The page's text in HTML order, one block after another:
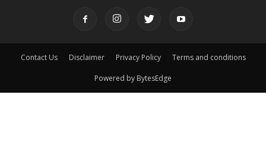
Contact Us Disclaimer Privacy Policy Terms and conditions
Powered by BytesEdge